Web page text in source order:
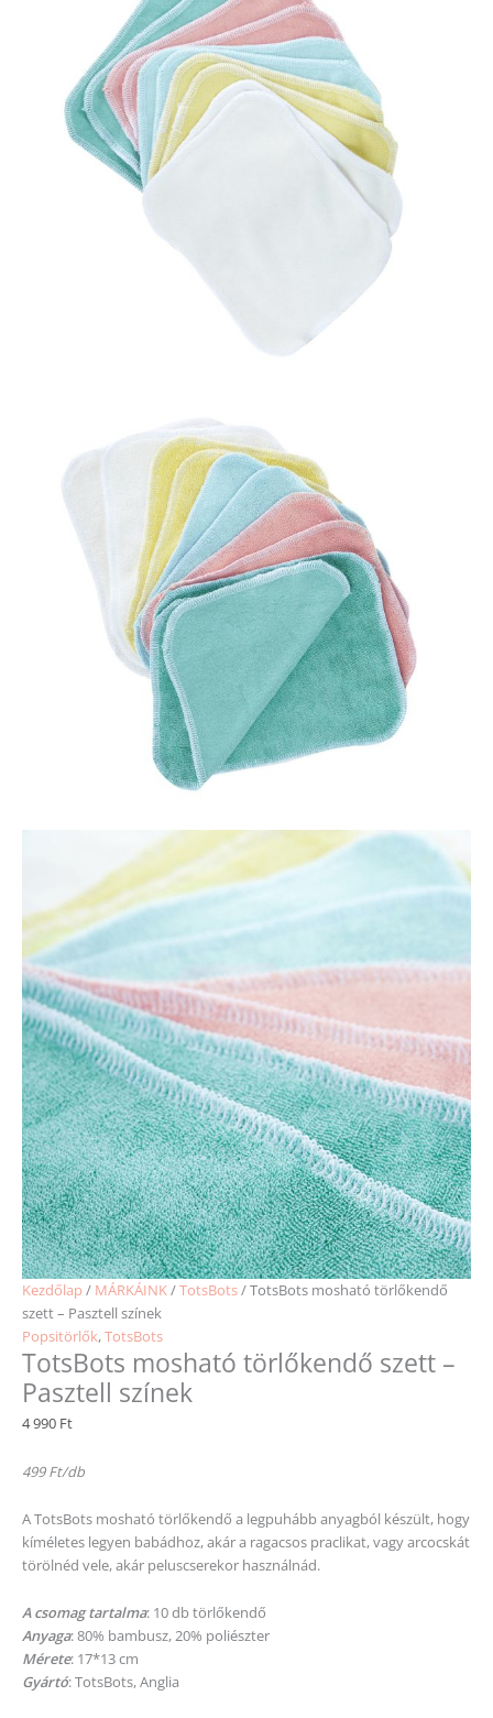
Kezdőlap / MÁRKÁINK/TotsBots/ TotsBots mosható törlőkendő
szett – Pasztell színek
Popsitörlők,TotsBots
TotsBots mosható törlőkendő szett –
Pasztell színek
4 990 Ft
499 Ft/db
A TotsBots mosható törlőkendő a legpuhább anyagból készült, hogy
kíméletes legyen babádhoz, akár a ragacsos praclikat, vagy arcocskát
törölnéd vele, akár peluscserekor használnád.
A csomag tartalma: 10 db törlőkendő
Anyaga: 80% bambusz, 20% poliészter
Mérete: 17*13 cm
Gyártó: TotsBots, Anglia